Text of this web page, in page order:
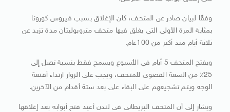
وفقًا لبيان صادر عن المتحف، كان الإغلاق بسبب فيروس كورونا
بمثابة المرة الأولى التى يغلق فيها متحف متروبوليتان مدة تزيد عن
ثلاثة أيام منذ أكثر من 100عام.
ويفتح المتحف 5 أيام في الأسبوع ويسمح فقط بنسبة تصل إلى
25٪ من السعة القصوى للمتحف، ويجب على الزوار ارتداء أقنعة
الوجه ويتم تشجيعهم على البقاء على بعد ستة أقدام من الآخرين.
ويشار إلى أن المتحف البريطانى فى لندن أعيد فتح أبوابه بعد إغلاقها